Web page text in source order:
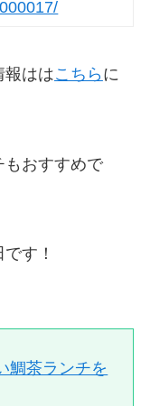
報ははこちら に
もおすすめで
す！
鯛茶ランチを